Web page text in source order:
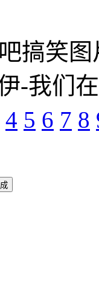
搞笑图
-我们
4 5 6 7 8